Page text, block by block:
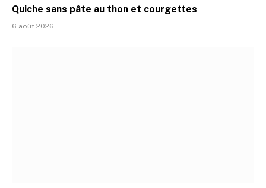
Quiche sans pâte au thon et courgettes
6 août 2026